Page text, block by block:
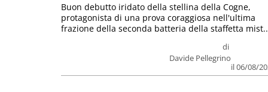
di
Davide Pellegrino
il 06/08/
Buon debutto iridato della stellina della Cogne,
protagonista di una prova coraggiosa nell'ultima
frazione della seconda batteria della staffetta